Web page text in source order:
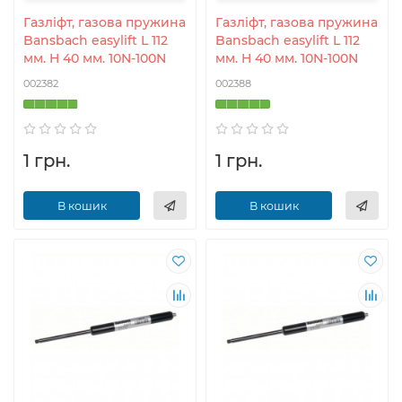
Газліфт, газова пружина
Bansbach easylift L 112
мм. H 40 мм. 10N-100N
002382
1 грн.
В кошик
Газліфт, газова пружина
Bansbach easylift L 112
мм. H 40 мм. 10N-100N
002388
1 грн.
В кошик